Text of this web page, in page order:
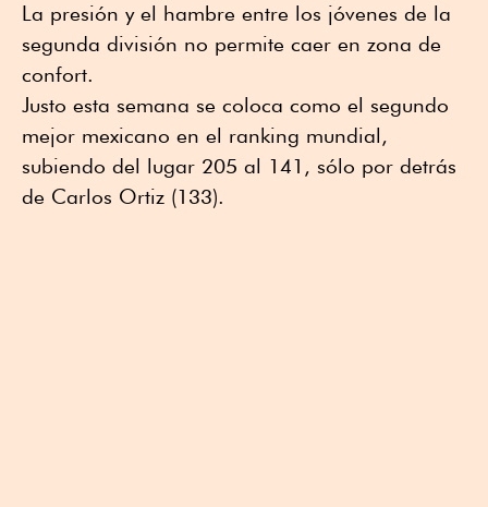
La presión y el hambre entre los jóvenes de la
segunda división no permite caer en zona de
confort.
Justo esta semana se coloca como el segundo
mejor mexicano en el ranking mundial,
subiendo del lugar 205 al 141, sólo por detrás
de Carlos Ortiz (133).